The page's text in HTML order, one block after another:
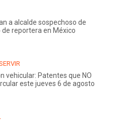
a alcalde sospechoso de
reportera en México
vehicular: Patentes que NO
este jueves 6 de agosto